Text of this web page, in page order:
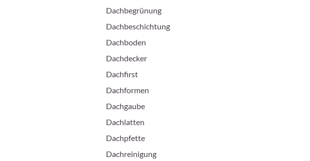
Dachbegrünung
Dachbeschichtung
Dachboden
Dachdecker
Dachfirst
Dachformen
Dachgaube
Dachlatten
Dachpfette
Dachreinigung